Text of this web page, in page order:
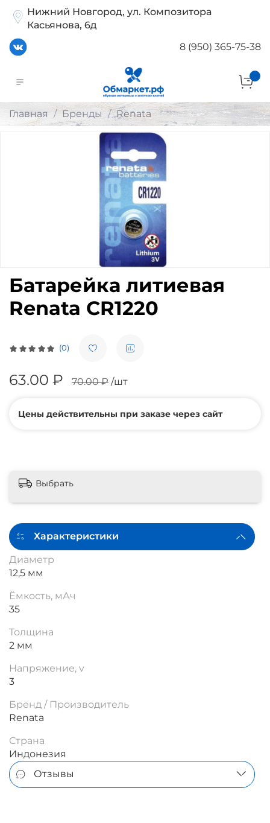
Нижний Новгород, ул. Композитора
Касьянова, 6д
8 (950) 365-75-38
Главная Бренды Renata
(0)
Батарейка литиевая
Renata CR1220
63.00 ₽ 70.00 ₽ /шт
Цены действительны при заказе через сайт
Выбрать
Характеристики
Диаметр
12,5 мм
Ёмкость, мАч
35
Толщина
2 мм
Напряжение, v
3
Бренд / Производитель
Renata
Страна
Индонезия
Отзывы